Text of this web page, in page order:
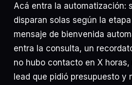
Acá entra la automatización:
disparan solas según la
mensaje de bienvenida
entra la consulta, un
no hubo contacto en X
lead que pidió presupuesto y